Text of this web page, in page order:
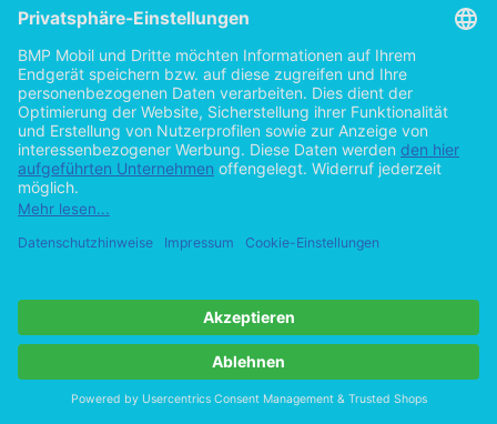
zukünftige Vorgesetzte informiert sind, kann Ängsten, Widerständen
so der beginnende gruppendynamische Prozess positiv belegt
werden.
Konkret können folgende Aufgaben der Trägervertreterin in diese
Phase fallen:
1. Informationen für die neue Leiterin zusammenstellen:
- Informationsmaterial über die Einrichtung/den Träger wie z. B.
Mitarbeiterliste, letzte Elternzeitung, etc.
- Willkommensmappe und Rahmenbedingungen der Arbeit, z. B.
Einführungsheft, Mitarbeiterinnen-ABC o. ä.
2. Information der Kolleginnen und anderer Personen
- Information schriftlich oder mündlich an das Team der Einrichtung